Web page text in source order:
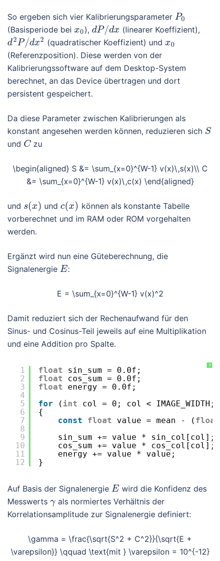
So ergeben sich vier Kalibrierungsparameter P0
(Basisperiode bei x0 ), dP/dx (linearer Koeffizient),
d2P /dx2 (quadratischer Koeffizient) undx0
(Referenzposition). Diese werden von der
Kalibrierungssoftware auf dem Desktop-System
berechnet, an das Device übertragen und dort
persistent gespeichert.
Da diese Parameter zwischen Kalibrierungen als
konstant angesehen werden können, reduzieren sich S
und Czu
\begin{aligned} S &= \sum_{x=0}^{W-1} v(x)\,s(x)\\ C
&= \sum_{x=0}^{W-1} v(x)\,c(x) \end{aligned}
und s(x) undc(x) können als konstante Tabelle
vorberechnet und im RAM oder ROM vorgehalten
werden.
Ergänzt wird nun eine Güteberechnung, die
Signalenergie E:
E = \sum_{x=0}^{W-1} v(x)^2
Damit reduziert sich der Rechenaufwand für den
Sinus- und Cosinus-Teil jeweils auf eine Multiplikation
und eine Addition pro Spalte.
?
1
2
3
4
5
6
7
8
9
10
11
12
float
sin_sum = 0.0f;
float
cos_sum = 0.0f;
float
energy = 0.0f;
for
( int
col = 0; col <
{
const
float value = mean - ( float
sin_sum += value * sin_col[col];
cos_sum += value * cos_col[col];
energy += value * value;
}
Auf Basis der Signalenergie Ewird die Konfidenz des
Messwerts γ als normiertes Verhältnis der
Korrelationsamplitude zur Signalenergie definiert:
\gamma = \frac{\sqrt{S^2 + C^2}}{\sqrt{E +
\varepsilon}} \qquad \text{mit } \varepsilon = 10^{-12}